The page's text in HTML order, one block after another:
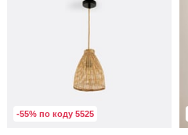
-55% по коду 5525